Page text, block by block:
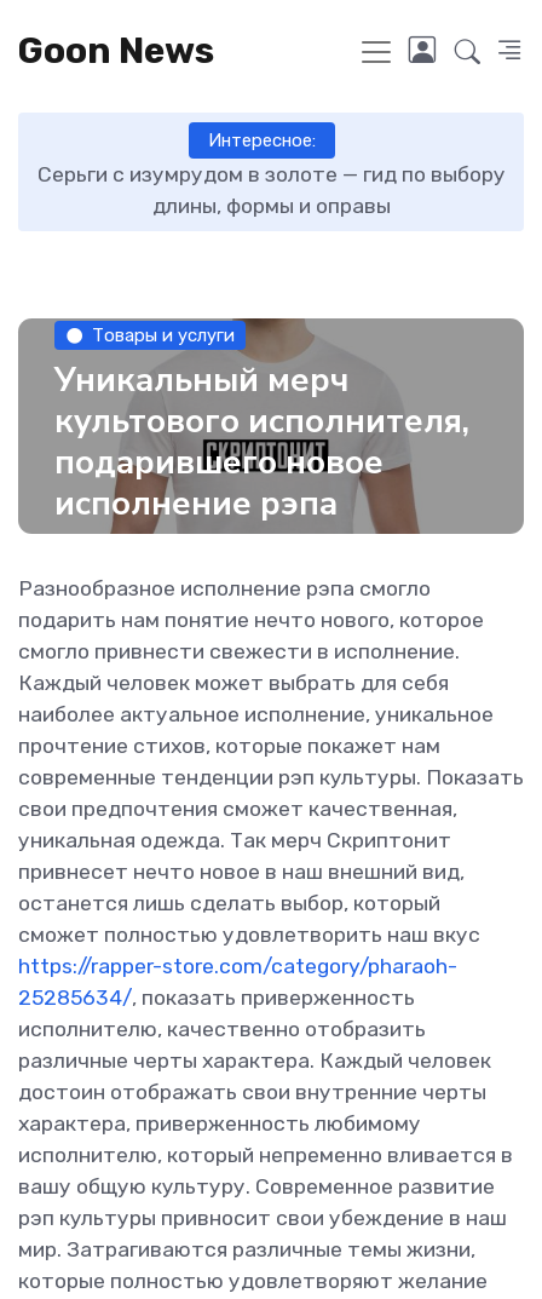
Goon News
Интересное:
Серьги с изумрудом в золоте — гид по выбору
длины, формы и оправы
Товары и услуги
Уникальный мерч
культового исполнителя,
подарившего новое
исполнение рэпа
Разнообразное исполнение рэпа смогло
подарить нам понятие нечто нового, которое
смогло привнести свежести в исполнение.
Каждый человек может выбрать для себя
наиболее актуальное исполнение, уникальное
прочтение стихов, которые покажет нам
современные тенденции рэп культуры. Показать
свои предпочтения сможет качественная,
уникальная одежда. Так мерч Скриптонит
привнесет нечто новое в наш внешний вид,
останется лишь сделать выбор, который
сможет полностью удовлетворить наш вкус
https://rapper-store.com/category/pharaoh-
25285634/, показать приверженность
исполнителю, качественно отобразить
различные черты характера. Каждый человек
достоин отображать свои внутренние черты
характера, приверженность любимому
исполнителю, который непременно вливается в
вашу общую культуру. Современное развитие
рэп культуры привносит свои убеждение в наш
мир. Затрагиваются различные темы жизни,
которые полностью удовлетворяют желание